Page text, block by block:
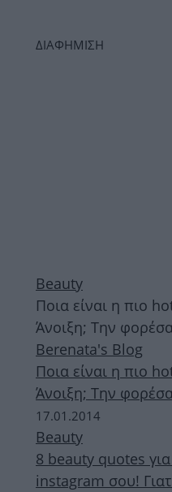
ΔΙΑΦΗΜΙΣΗ
Beauty
Ποια είναι η πιο
Άνοιξη; Την
Berenata's Blog
Ποια είναι η πιο
Άνοιξη; Την
17.01.2014
Beauty
8 beauty quotes
instagram σου!